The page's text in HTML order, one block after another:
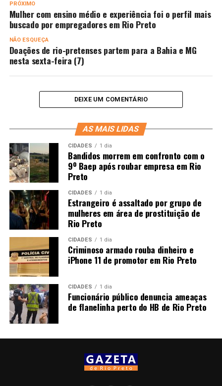
PRÓXIMO
Mulher com ensino médio e experiência foi o perfil mais
buscado por empregadores em Rio Preto
NÃO ESQUEÇA
Doações de rio-pretenses partem para a Bahia e MG
nesta sexta-feira (7)
DEIXE UM COMENTÁRIO
AS MAIS LIDAS
CIDADES 1 dia
Bandidos morrem em confronto com o
9º Baep após roubar empresa em Rio
Preto
CIDADES 1 dia
Estrangeiro é assaltado por grupo de
mulheres em área de prostituição de
Rio Preto
CIDADES 1 dia
Criminoso armado rouba dinheiro e
iPhone 11 de promotor em Rio Preto
CIDADES 1 dia
Funcionário público denuncia ameaças
de flanelinha perto do HB de Rio Preto